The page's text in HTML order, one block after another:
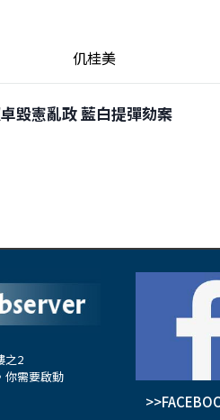
仉桂美
毀憲亂政 藍白提彈劾案
之2
你需要啟動